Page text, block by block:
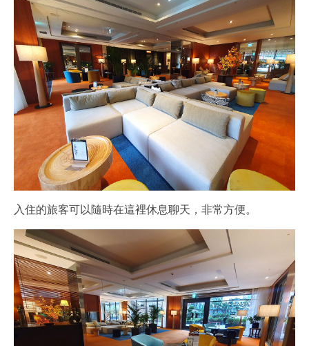
入住的旅客可以隨時在這裡休息聊天，非常方便。